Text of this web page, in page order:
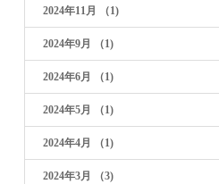
2024年11月 （1)
2024年9月 （1)
2024年6月 （1)
2024年5月 （1)
2024年4月 （1)
2024年3月 （3)